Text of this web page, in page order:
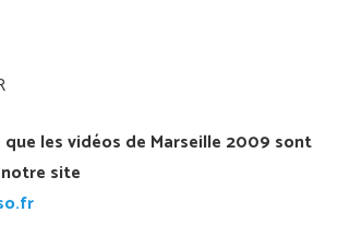
que les vidéos de Marseille 2009 sont
site